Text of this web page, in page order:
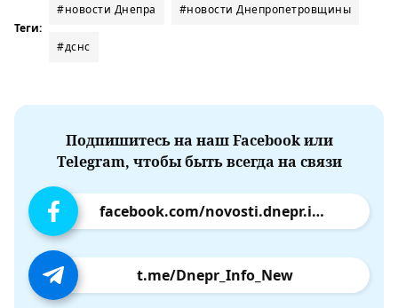
Теги:
#новости Днепра #новости Днепропетровщины
#дснс
Подпишитесь на наш Facebook или
Telegram, чтобы быть всегда на связи
facebook.com/novosti.dnepr.info
t.me/Dnepr_Info_New